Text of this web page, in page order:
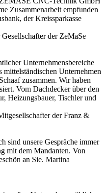
Zusammenarbeit empfunden
der Kreissparkasse
der ZeMaSe
Unternehmensbereiche
mittelständischen Unternehmen
zusammen. Wir haben
Vom Dachdecker über den
Heizungsbauer, Tischler und
der Franz &
sind unsere Gespräche immer
mit dem Mandanten. Von
an Sie. Martina